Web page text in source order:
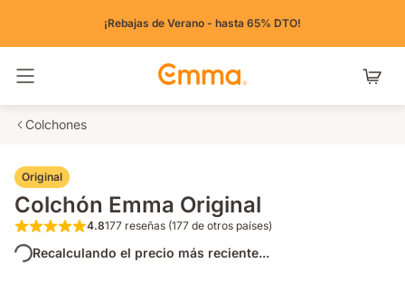
¡Rebajas de Verano - hasta 65% DTO!
Colchones
Original
Colchón Emma Original
4.8 de 5 estrellas 177 reseñas (177 de otros
4.8177 reseñas (177 de otros países)
Recalculando el precio más reciente...